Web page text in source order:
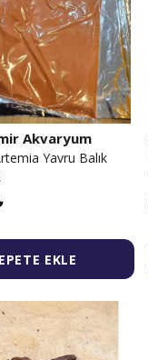
Akvaryum
Yavru Balık
EKLE